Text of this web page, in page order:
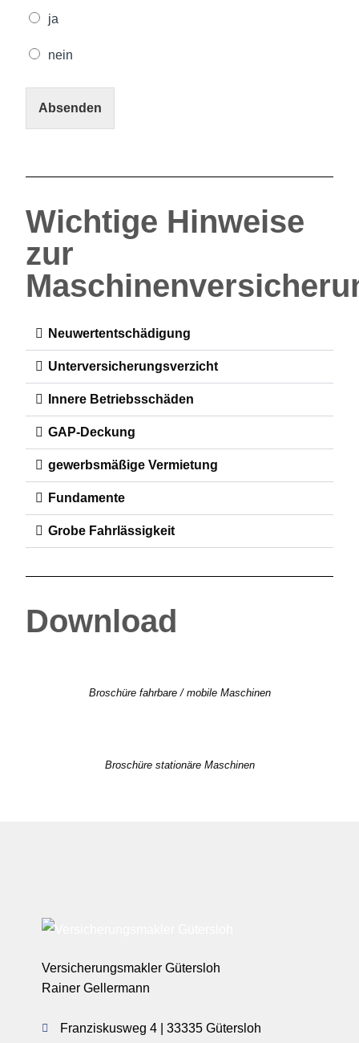
ja
nein
Absenden
Wichtige Hinweise
zur
Neuwertentschädigung
Unterversicherungsverzicht
Innere Betriebsschäden
GAP-Deckung
gewerbsmäßige Vermietung
Fundamente
Grobe Fahrlässigkeit
Download
Broschüre fahrbare / mobile Maschinen
Broschüre stationäre Maschinen
Versicherungsmakler Gütersloh
Rainer Gellermann
Franziskusweg 4 | 33335 Gütersloh